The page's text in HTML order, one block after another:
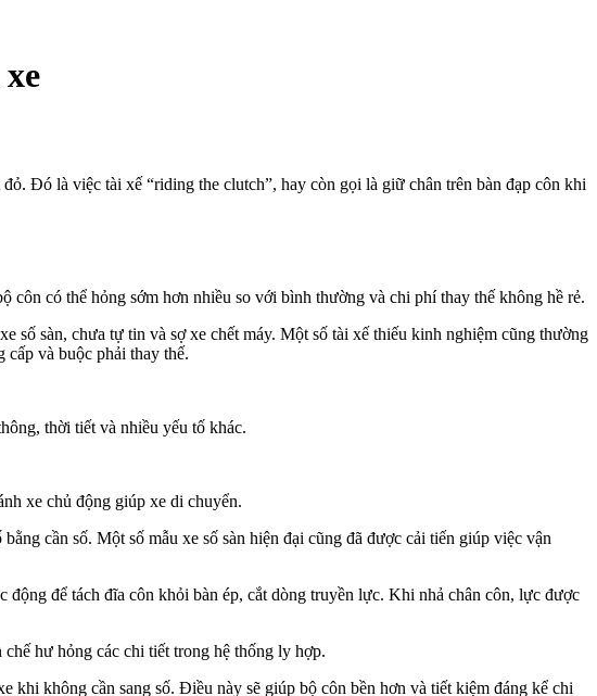
Đó là việc tài xế “riding the clutch”, hay còn gọi là giữ chân trên bàn đạp côn khi
có thể hỏng sớm hơn nhiều so với bình thường và chi phí thay thế không hề rẻ.
sàn, chưa tự tin và sợ xe chết máy. Một số tài xế thiếu kinh nghiệm cũng thường
cấp và buộc phải thay thế.
thời tiết và nhiều yếu tố khác.
xe chủ động giúp xe di chuyển.
cần số. Một số mẫu xe số sàn hiện đại cũng đã được cải tiến giúp việc vận
động để tách đĩa côn khỏi bàn ép, cắt dòng truyền lực. Khi nhả chân côn, lực được
hư hỏng các chi tiết trong hệ thống ly hợp.
khi không cần sang số. Điều này sẽ giúp bộ côn bền hơn và tiết kiệm đáng kể chi